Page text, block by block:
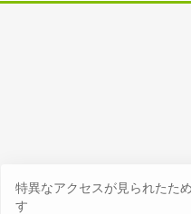
特異なアクセスが見られたた
す